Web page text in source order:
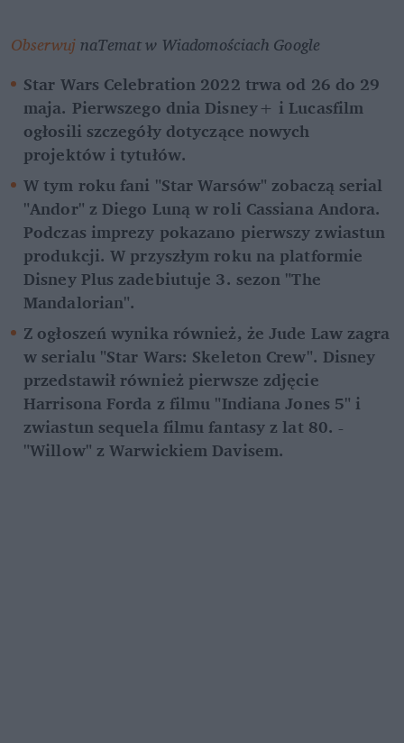
Obserwuj naTemat w Wiadomościach Google
Star Wars Celebration 2022 trwa od 26 do 29
maja. Pierwszego dnia Disney+ i Lucasfilm
ogłosili szczegóły dotyczące nowych
projektów i tytułów.
W tym roku fani "Star Warsów" zobaczą serial
"Andor" z Diego Luną w roli Cassiana Andora.
Podczas imprezy pokazano pierwszy zwiastun
produkcji. W przyszłym roku na platformie
Disney Plus zadebiutuje 3. sezon "The
Mandalorian".
Z ogłoszeń wynika również, że Jude Law zagra
w serialu "Star Wars: Skeleton Crew". Disney
przedstawił również pierwsze zdjęcie
Harrisona Forda z filmu "Indiana Jones 5" i
zwiastun sequela filmu fantasy z lat 80. -
"Willow" z Warwickiem Davisem.